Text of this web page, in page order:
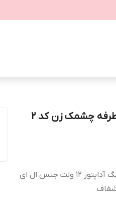
چشمک زن کد 2
چشمک زن قاب ورق گالوانیزه ضد زنگ آداپتور 12 ولت جنس ال ای
شفاف